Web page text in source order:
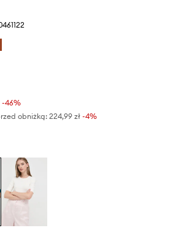
-46%
obniżką: 224,99 zł -4%